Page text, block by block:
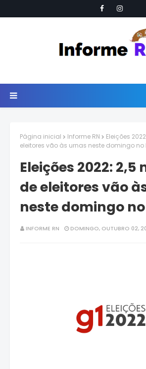
Página inicial Informe RN
Eleições
eleitores vão às urnas neste domingo no
Eleições 2022: 2,5
de eleitores vão
neste domingo no
INFORME RN DOMINGO, OUTUBRO 02,